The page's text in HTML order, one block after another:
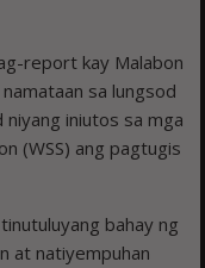
report kay Malabon
sa lungsod
niyang iniutos sa mga
(WSS) ang pagtugis
bahay ng
at natiyempuhan